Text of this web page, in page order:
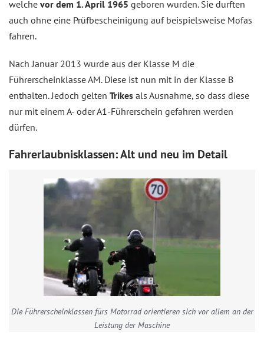
welche vor dem 1. April 1965 geboren wurden. Sie durften
auch ohne eine Prüfbescheinigung auf beispielsweise Mofas
fahren.
Nach Januar 2013 wurde aus der Klasse M die
Führerscheinklasse AM. Diese ist nun mit in der Klasse B
enthalten. Jedoch gelten Trikes als Ausnahme, so dass diese
nur mit einem A- oder A1-Führerschein gefahren werden
dürfen.
Fahrerlaubnisklassen: Alt und neu im Detail
Die Führerscheinklassen fürs Motorrad orientieren sich vor allem an der
Leistung der Maschine